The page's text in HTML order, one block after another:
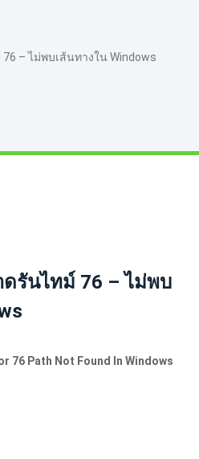
– ไม่พบเส้นทางใน Windows
รันไทม์ 76 – ไม่พบ
76 Path Not Found In Windows